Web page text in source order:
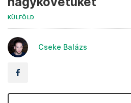
KÜLFÖLD
Cseke Balázs